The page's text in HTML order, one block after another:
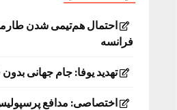
احتمال هم‌تیمی شدن
فرانسه
تهدید یوفا: جام جهانی
اختصاصی: مدافع